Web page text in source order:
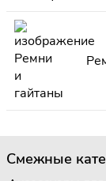
Смежные